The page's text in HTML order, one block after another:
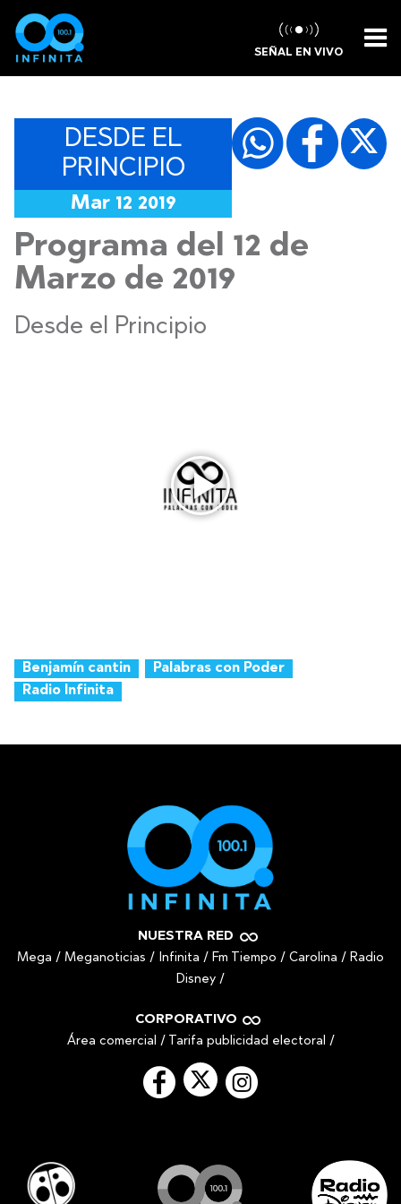
SEÑAL EN VIVO
DESDE EL
PRINCIPIO
Mar 12 2019
Programa del 12 de
Marzo de 2019
Desde el Principio
Benjamín cantin
Palabras con Poder
Radio Infinita
NUESTRA RED
Mega / Meganoticias / Infinita / Fm Tiempo / Carolina / Radio
Disney /
CORPORATIVO
Área comercial / Tarifa publicidad electoral /